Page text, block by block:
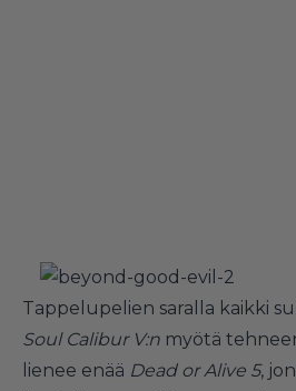
Tappelupelien saralla kaikki
Soul Calibur V:n myötä
lienee enää Dead or Alive 5,